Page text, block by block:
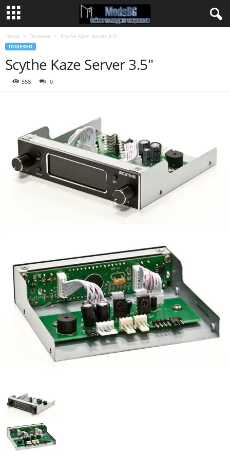
Home Полезно Scythe Kaze Server 3.5″
ПОЛЕЗНО
Scythe Kaze Server 3.5″
558 0